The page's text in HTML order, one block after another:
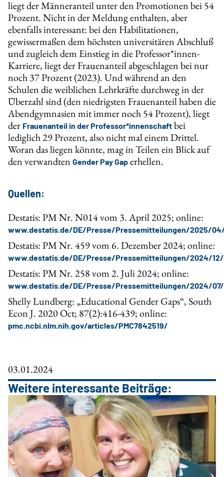
liegt der Männeranteil unter den Promotionen bei 54
Prozent. Nicht in der Meldung enthalten, aber
ebenfalls interessant: bei den Habilitationen,
gewissermaßen dem höchsten universitären Abschluß
und zugleich dem Einstieg in die Professor*innen-
Karriere, liegt der Frauenanteil abgeschlagen bei nur
noch 37 Prozent (2023). Und während an den
Schulen die weiblichen Lehrkräfte durchweg in der
Überzahl sind (den niedrigsten Frauenanteil haben die
Abendgymnasien mit immer noch 54 Prozent), liegt
der Frauenanteil in der Professor*innenschaft bei
lediglich 29 Prozent, also nicht mal einem Drittel.
Woran das liegen könnte, mag in Teilen ein Blick auf
den verwandten Gender Pay Gap erhellen.
Quellen:
Destatis: PM Nr. N014 vom 3. April 2025; online:
www.destatis.de/DE/Presse/Pressemitteilungen/2025/04/
Destatis: PM Nr. 459 vom 6. Dezember 2024; online:
www.destatis.de/DE/Presse/Pressemitteilungen/2024/12/
Destatis: PM Nr. 258 vom 2. Juli 2024; online:
www.destatis.de/DE/Presse/Pressemitteilungen/2024/07/
Shelly Lundberg: „Educational Gender Gaps“, South
Econ J. 2020 Oct; 87(2):416-439; online:
pmc.ncbi.nlm.nih.gov/articles/PMC7842519/
03.01.2024
Weitere interessante Beiträge: